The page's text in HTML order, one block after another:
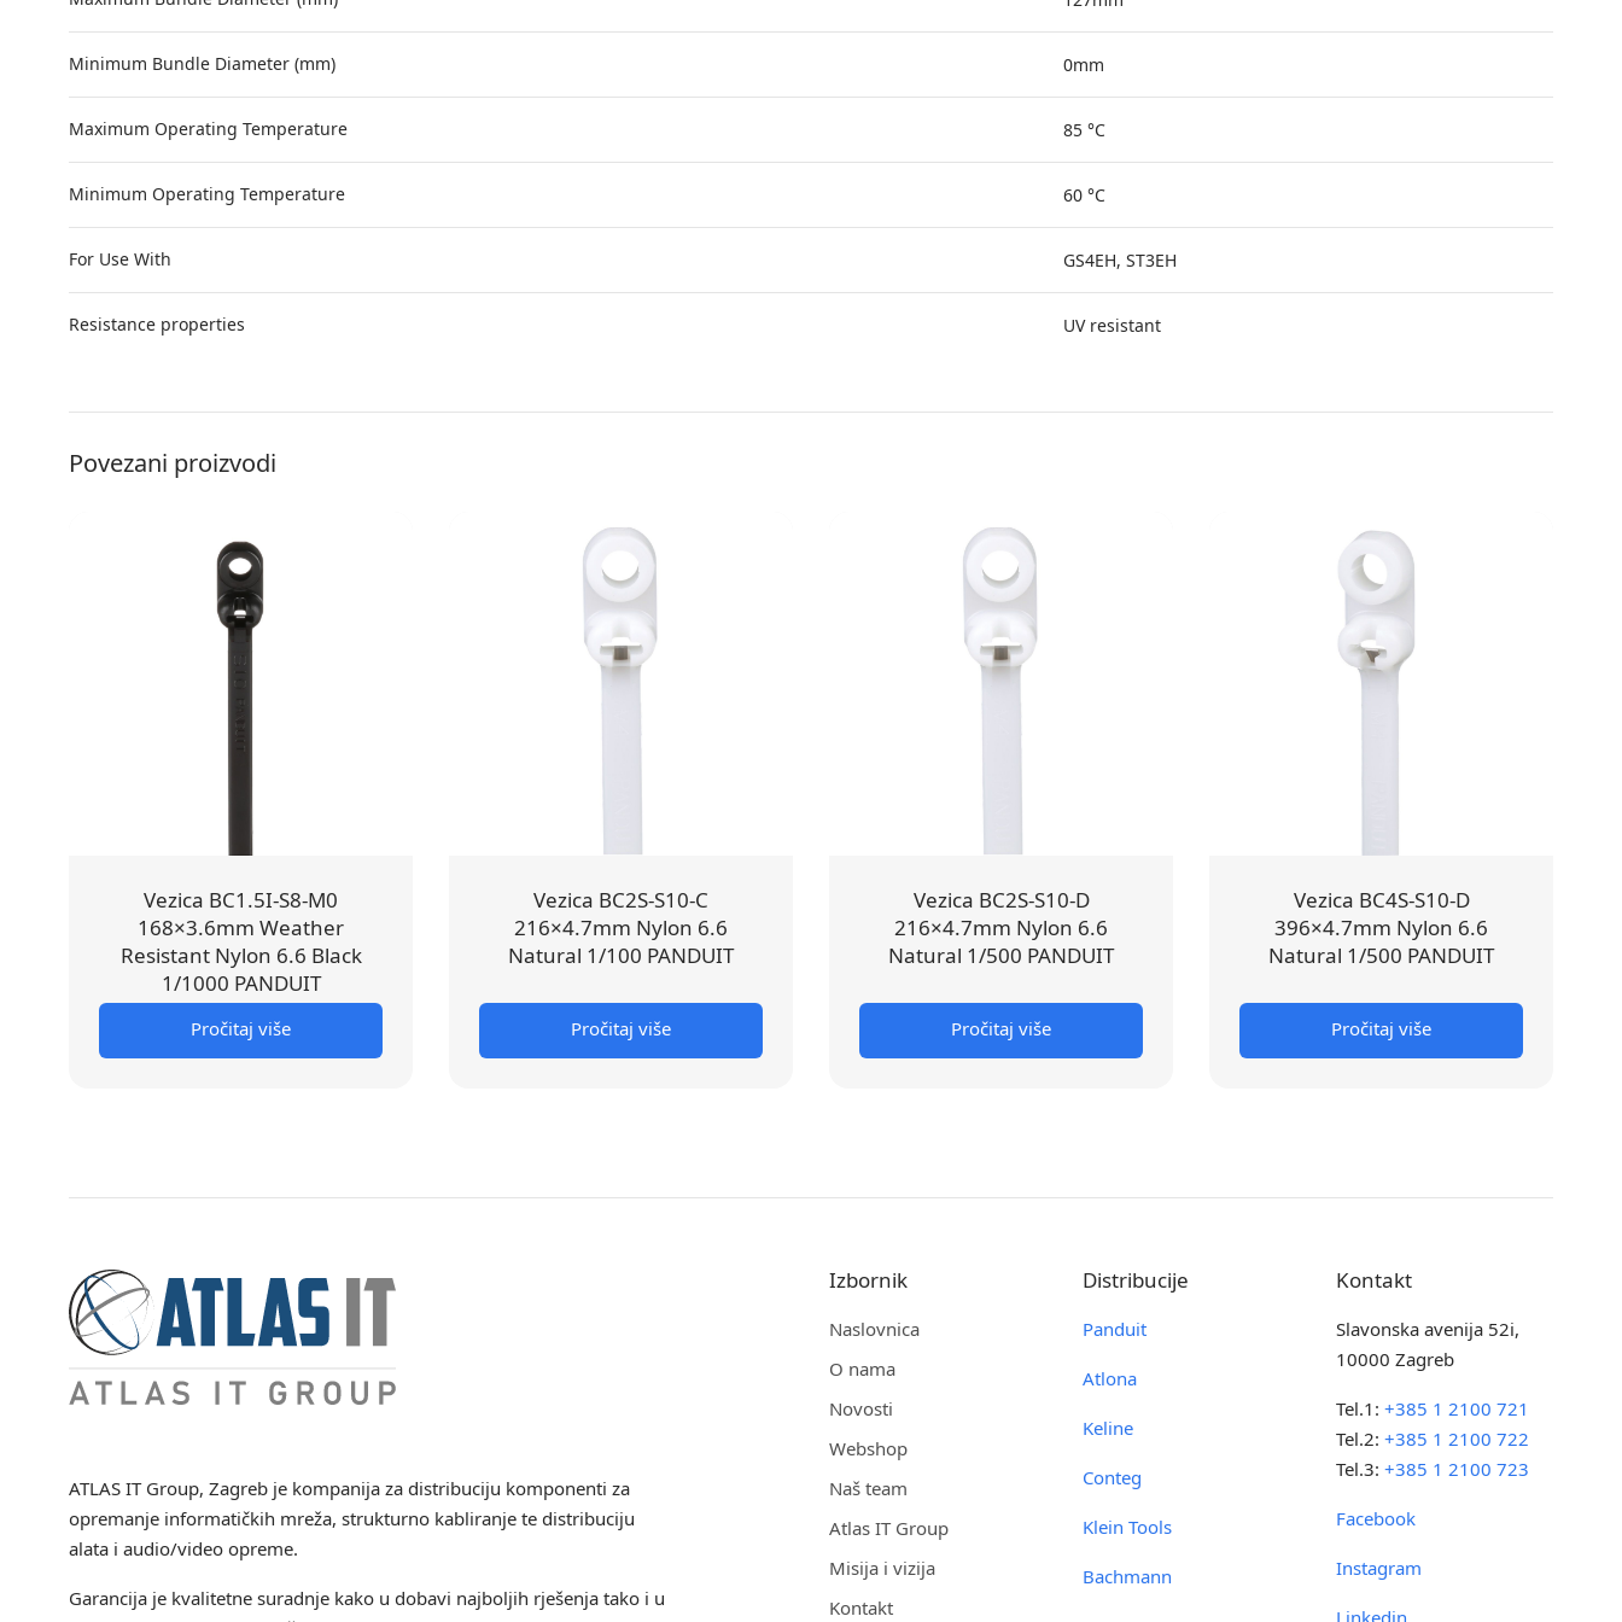
Minimum Bundle Diameter (mm) 0mm
Maximum Operating Temperature 85 °C
Minimum Operating Temperature 60 °C
For Use With GS4EH, ST3EH
Resistance properties UV resistant
Povezani proizvodi
Vezica BC1.5I-S8-M0
168×3.6mm Weather
Resistant Nylon 6.6 Black
1/1000 PANDUIT
Pročitaj više
Vezica BC2S-S10-C
216×4.7mm Nylon 6.6
Natural 1/100 PANDUIT
Pročitaj više
Vezica BC2S-S10-D
216×4.7mm Nylon 6.6
Natural 1/500 PANDUIT
Pročitaj više
Vezica BC4S-S10-D
396×4.7mm Nylon 6.6
Natural 1/500 PANDUIT
Pročitaj više
ATLAS IT Group, Zagreb je kompanija za distribuciju komponenti za
opremanje informatičkih mreža, strukturno kabliranje te distribuciju
alata i audio/video opreme.
Garancija je kvalitetne suradnje kako u dobavi najboljih rješenja tako i u
Izbornik
Naslovnica
O nama
Novosti
Webshop
Naš team
Atlas IT Group
Misija i vizija
Kontakt
Distribucije
Panduit
Atlona
Keline
Conteg
Klein Tools
Bachmann
Kontakt
Slavonska avenija 52i,
10000 Zagreb
Tel.1:+385 1 2100 721
Tel.2:+385 1 2100 722
Tel.3:+385 1 2100 723
Facebook
Instagram